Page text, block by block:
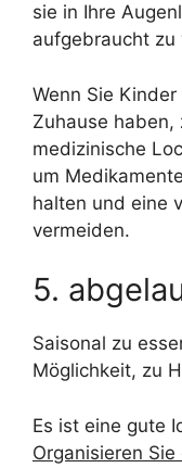
sie in Ihre
aufgebraucht zu
Wenn Sie
Zuhause haben,
medizinische
um
halten und eine
vermeiden.
5.
Saisonal zu
Möglichkeit, zu
Es ist eine gute
Organisieren